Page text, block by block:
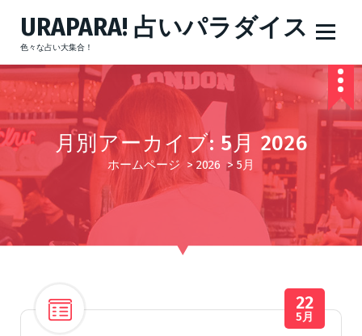
ン
ツ
へ
ス
キ
ッ
URAPARA! 占いパラダイス
色々な占い大集合！
月別アーカイブ: 5月 2026
ホームページ > 2026 > 5月
22
5月